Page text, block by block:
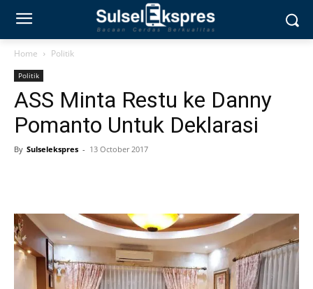
Home Politik
Politik
ASS Minta Restu ke Danny
Pomanto Untuk Deklarasi
By Sulselekspres - 13 October 2017